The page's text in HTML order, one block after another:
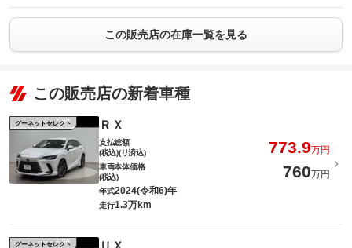
この販売店の在庫一覧を見る
この販売店の新着車種
グーネットセレクト ＲＸ
支払総額
(税込)(リ済込)
773.9万円
車両本体価格
(税込)
760万円
年式2024(令和6)年
走行1.3万km
グーネットセレクト